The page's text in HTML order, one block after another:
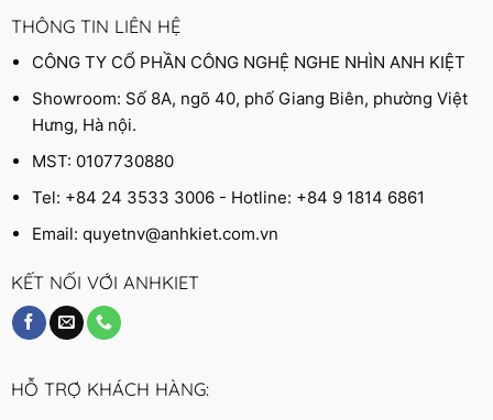
THÔNG TIN LIÊN HỆ
CÔNG TY CỔ PHẦN CÔNG NGHỆ NGHE NHÌN ANH KIỆT
Showroom: Số 8A, ngõ 40, phố Giang Biên, phường Việt
Hưng, Hà nội.
MST: 0107730880
Tel: +84 24 3533 3006 - Hotline: +84 9 1814 6861
Email:quyetnv@anhkiet.com.vn
KẾT NỐI VỚI ANHKIET
HỖ TRỢ KHÁCH HÀNG: